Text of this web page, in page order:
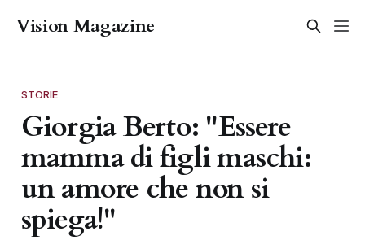
Vision Magazine
STORIE
Giorgia Berto: "Essere
mamma di figli maschi:
un amore che non si
spiega!"